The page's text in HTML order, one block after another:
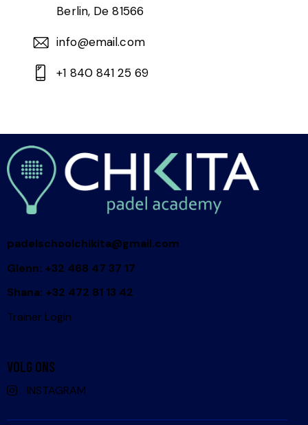
Berlin, De 81566
info@email.com
+1 840 841 25 69
padelschoolchikita@gmail.com
Glenn: +32 468 47 37 17
Shana: +32 472 81 13 42
Trainer Login
VOLG ONS
INSTAGRAM